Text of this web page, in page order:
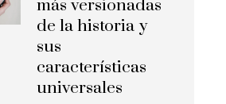
más versionadas
de la historia y
sus
características
universales